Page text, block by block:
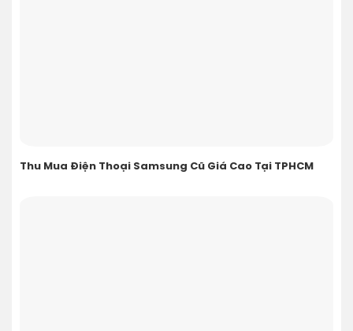
Thu Mua Điện Thoại Samsung Cũ Giá Cao Tại TPHCM